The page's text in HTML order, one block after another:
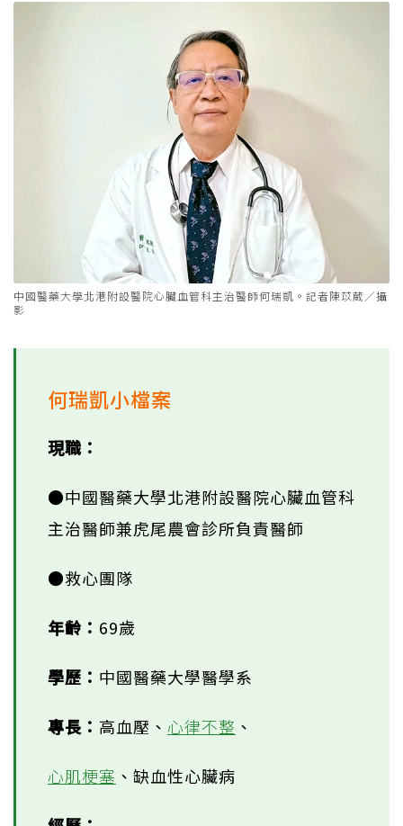
中國醫藥大學北港附設醫院心臟血管科主治醫師何瑞凱。記者陳苡葳／攝
影
何瑞凱小檔案
現職：
●中國醫藥大學北港附設醫院心臟血管科
主治醫師兼虎尾農會診所負責醫師
●救心團隊
年齡： 69歲
學歷： 中國醫藥大學醫學系
專長： 高血壓、 心律不整 、
心肌梗塞 、缺血性心臟病